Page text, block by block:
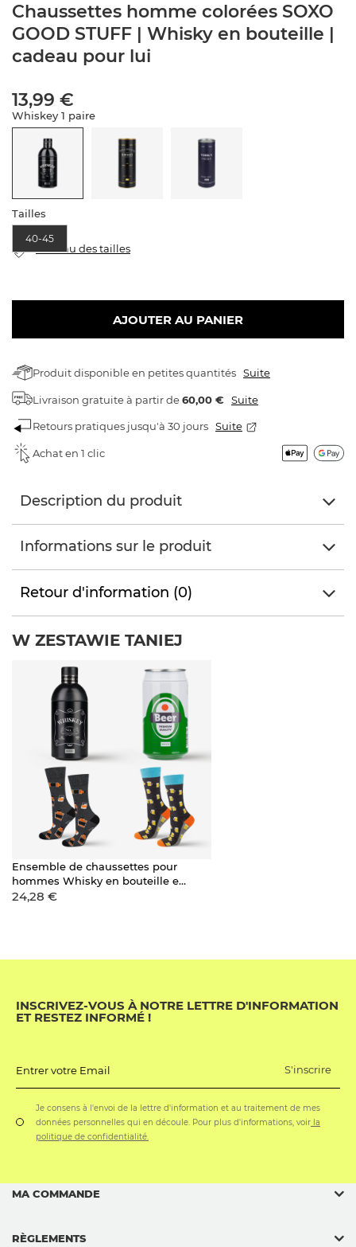
Chaussettes homme colorées SOXO
GOOD STUFF | Whisky en bouteille |
cadeau pour lui
13,99 €
Whiskey 1 paire
Tailles
40-45
tableau des tailles
AJOUTER AU PANIER
Produit disponible en petites quantités Suite
Livraison gratuiteà partir de60,00 € Suite
Retours pratiques jusqu'à 30 jours Suite
Achat en 1 clic
Description du produit
Informations sur le produit
Retour d'information (0)
W ZESTAWIE TANIEJ
Ensemble de chaussettes pour
hommes Whisky en bouteille et
bière en canette
24,28 €
INSCRIVEZ-VOUS À NOTRE LETTRE D'INFORMATION
ET RESTEZ INFORMÉ !
Entrer votre Email S'inscrire
Je consens à l'envoi de la lettre d'information et au traitement de mes
données personnelles qui en découle. Pour plus d'informations, voir la
politique de confidentialité.
MA COMMANDE
RÈGLEMENTS